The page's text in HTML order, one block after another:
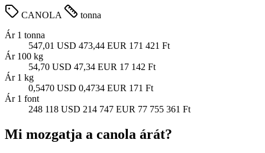
CANOLA
tonna
Ár 1 tonna
547,01 USD 473,44 EUR 171 421 Ft
Ár 100 kg
54,70 USD 47,34 EUR 17 142 Ft
Ár 1 kg
0,5470 USD 0,4734 EUR 171 Ft
Ár 1 font
248 118 USD 214 747 EUR 77 755 361 Ft
Mi mozgatja a canola árát?